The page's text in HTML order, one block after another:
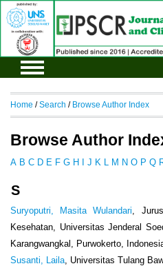
Home /Search / Browse Author Index
Browse Author
A B C D E F G H J K L M N O P Q
S
Suryoputri, Masita Wulandari ,
Kesehatan, Universitas Jenderal
Karangwangkal, Purwokerto,
Susanti, Laila , Universitas Tulang